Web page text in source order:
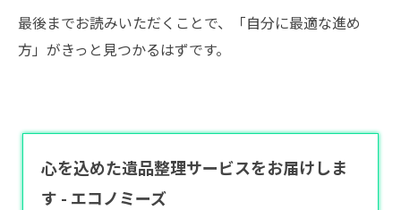
最後までお読みいただくことで、「自分に最適な進め
方」がきっと見つかるはずです。
心を込めた遺品整理サービスをお届けしま
す - エコノミーズ